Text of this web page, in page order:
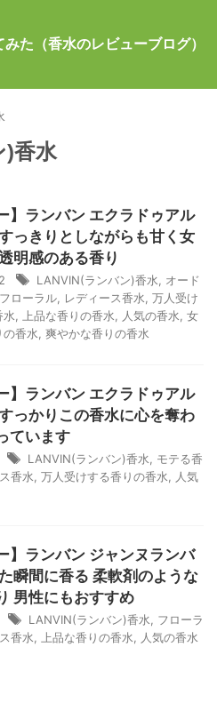
た（香水のレビューブログ）
)香水
】ランバン エクラドゥアル
っきりとしながらも甘く女
明感のある香り
LANVIN(ランバン)香水
オード
フローラル レディース香水 万人受け
水
上品な香りの香水 人気の香水 女
の香水 爽やかな香りの香水
】ランバン エクラドゥアル
っかりこの香水に心を奪わ
ています
LANVIN(ランバン)香水
モテる香
香水 万人受けする香りの香水
人気
】ランバン ジャンヌランバ
瞬間に香る 柔軟剤のような
男性にもおすすめ
LANVIN(ランバン)香水
フローラ
香水 上品な香りの香水 人気の香水